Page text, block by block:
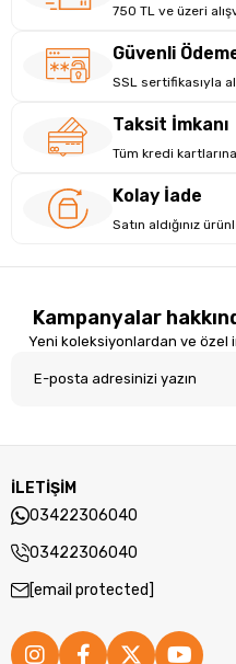
Işık Kaynağı------ 650nm
Ağırlık------------185g
Çevresel
Saklama Sıcaklığ----------ı0° C ~
Nem------
±9 KV (temas deşarj); ±15 KV
Düşmelere Karşı
Performax PR50 1D
Okuyucu Özellikleri
2D (KAREKOD)-------Yok
Kablosuz
Darbeye Dayanıklı
750 TL ve üzeri
Güvenli
SSL sertifikasıyla
Taksit İmkanı
Tüm kredi
Kolay İade
Satın aldığınız
Kampanyalar
Yeni koleksiyonlardan ve özel
İLETİŞİM
03422306040
03422306040
[email protected]